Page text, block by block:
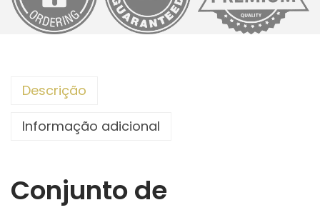
d
e
n
o
Descrição
Informação adicional
Conjunto de